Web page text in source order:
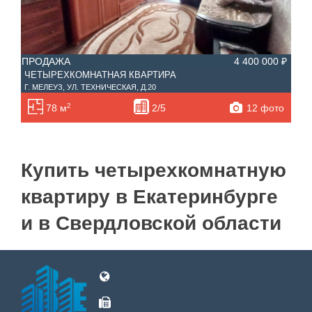
ПРОДАЖА 4 400 000 ₽
ЧЕТЫРЕХКОМНАТНАЯ КВАРТИРА
Г. МЕЛЕУЗ, УЛ. ТЕХНИЧЕСКАЯ, Д.20
78 м2 2/5 12 фото
Купить четырехкомнатную
квартиру в Екатеринбурге
и в Свердловской области